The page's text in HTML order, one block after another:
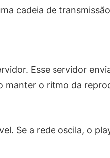
cadeia de
Esse servidor
manter o ritmo da
Se a rede oscila, o